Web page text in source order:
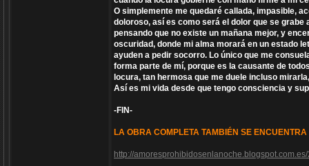
O simplemente me quedaré callada, impasible,
doloroso, así es como será el dolor que se
pensando que no existe un mañana mejor, y
oscuridad, donde mi alma morará en un estado
ayuden a pedir socorro. Lo único que me
forma parte de mí, porque es la causante de
locura, tan hermosa que me duele incluso
Así es mi vida desde que tengo consciencia y
-FIN-
LA OBRA COMPLETA TAMBIÉN SE
http://